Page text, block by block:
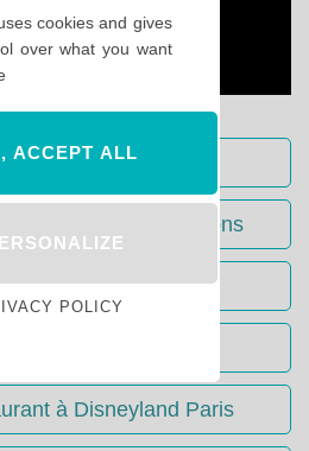
guide complet
: toutes les informations
: informations
Paris
à Disneyland Paris
cookies and gives
over what you want
ACCEPT ALL
POLICY